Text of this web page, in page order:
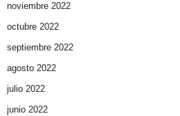
noviembre 2022
octubre 2022
septiembre 2022
agosto 2022
julio 2022
junio 2022